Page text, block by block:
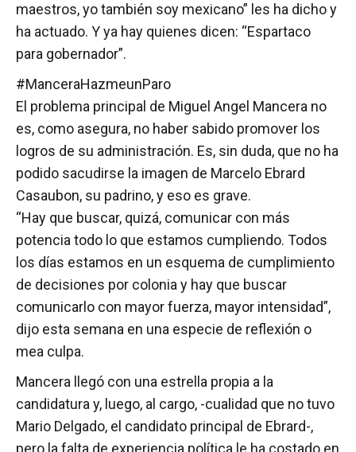
maestros, yo también soy mexicano” les ha dicho y
ha actuado. Y ya hay quienes dicen: “Espartaco
para gobernador”.
#ManceraHazmeunParo
El problema principal de Miguel Angel Mancera no
es, como asegura, no haber sabido promover los
logros de su administración. Es, sin duda, que no ha
podido sacudirse la imagen de Marcelo Ebrard
Casaubon, su padrino, y eso es grave.
“Hay que buscar, quizá, comunicar con más
potencia todo lo que estamos cumpliendo. Todos
los días estamos en un esquema de cumplimiento
de decisiones por colonia y hay que buscar
comunicarlo con mayor fuerza, mayor intensidad”,
dijo esta semana en una especie de reflexión o
mea culpa.
Mancera llegó con una estrella propia a la
candidatura y, luego, al cargo, -cualidad que no tuvo
Mario Delgado, el candidato principal de Ebrard-,